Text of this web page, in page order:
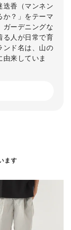
迭香（マンネン
か？」をテーマ
ガーデニングな
る人が日常で育
ンド名は、山の
来していま
ます